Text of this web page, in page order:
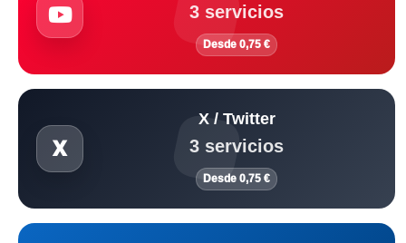
3 servicios
Desde 0,75 €
X / Twitter
3 servicios
Desde 0,75 €